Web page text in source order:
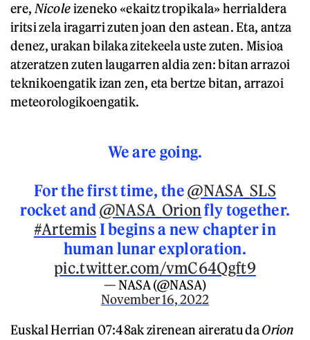
ere, Nicoleizeneko «ekaitz tropikala» herrialdera
iritsi zela iragarri zuten joan den astean. Eta, antza
denez, urakan bilaka zitekeela uste zuten. Misioa
atzeratzen zuten laugarren aldia zen: bitan arrazoi
teknikoengatik izan zen, eta bertze bitan, arrazoi
meteorologikoengatik.
We are going.
For the first time, the@NASA_SLS
rocket and @NASA_Orionfly together.
#ArtemisI begins a new chapter in
human lunar exploration.
pic.twitter.com/vmC64Qgft9
— NASA (@NASA)
November 16, 2022
Euskal Herrian 07:48ak zirenean aireratu daOrion